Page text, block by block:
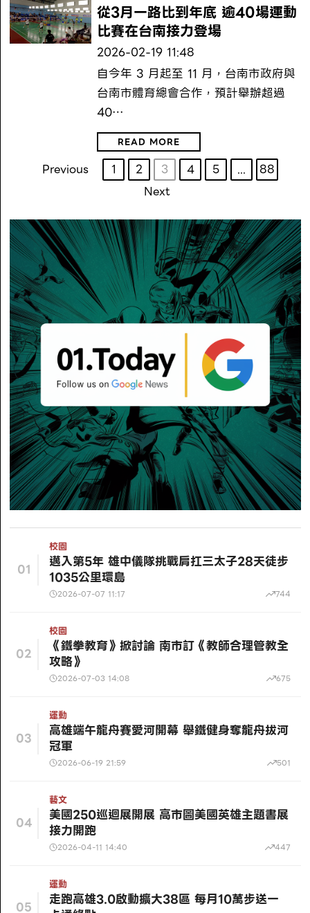
從3月一路比到年底 逾40場運動
比賽在台南接力登場
2026-02-19 11:48
自今年 3 月起至 11 月，台南市政府與
台南市體育總會合作，預計舉辦超過
40…
READ MORE
Previous 1 2 3 4 5 ...
88
Next
01
校園
邁入第5年 雄中儀隊挑戰肩扛三太子28天徒步
1035公里環島
2026-07-07 11:17 744
02
校園
《鐵拳教育》掀討論 南市訂《教師合理管教全
攻略》
2026-07-03 14:08 675
03
運動
高雄端午龍舟賽愛河開幕 舉鐵健身奪龍舟拔河
冠軍
2026-06-19 21:59 501
04
藝文
美國250巡迴展開展 高市圖美國英雄主題書展
接力開跑
2026-04-11 14:40 447
05
運動
走跑高雄3.0啟動擴大38區 每月10萬步送一